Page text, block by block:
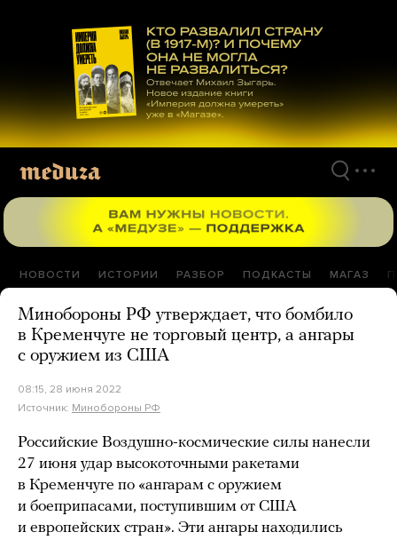
материалам
НОВОСТИ ИСТОРИИ РАЗБОР ПОДКАСТЫ МАГАЗ
Минобороны РФ утверждает, что бомбило
в Кременчуге не торговый центр, а ангары
с оружием из США
08:15, 28 июня 2022
Источник: Минобороны РФ
Российские Воздушно-космические силы нанесли
27 июня удар высокоточными ракетами
в Кременчуге по «ангарам с оружием
и боеприпасами, поступившим от США
и европейских стран». Эти ангары находились